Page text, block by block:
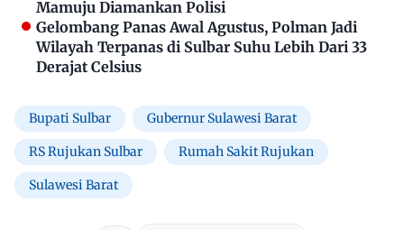
Mamuju Diamankan Polisi
Gelombang Panas Awal Agustus, Polman Jadi
Wilayah Terpanas di Sulbar Suhu Lebih Dari 33
Derajat Celsius
Bupati Sulbar Gubernur Sulawesi Barat
RS Rujukan Sulbar Rumah Sakit Rujukan
Sulawesi Barat